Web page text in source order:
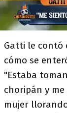
Gatti le contó
cómo se
"Estaba
choripán y
mujer